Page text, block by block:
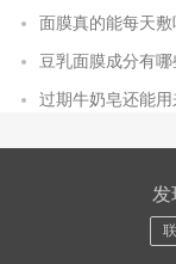
面膜真的能每天敷
豆乳面膜成分有哪
过期牛奶皂还能用
发